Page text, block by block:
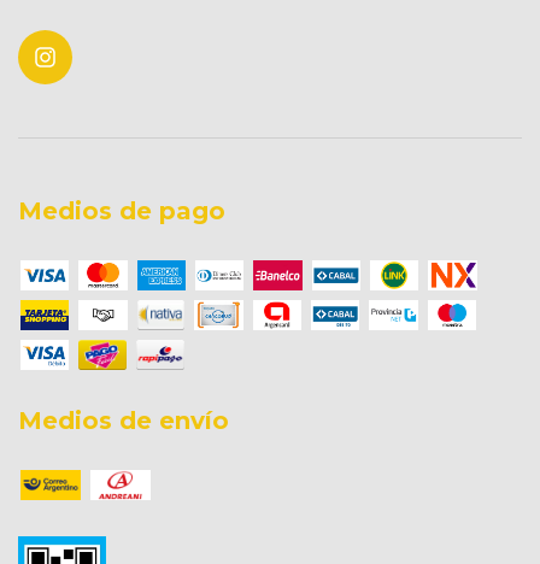
Medios de pago
Medios de envío